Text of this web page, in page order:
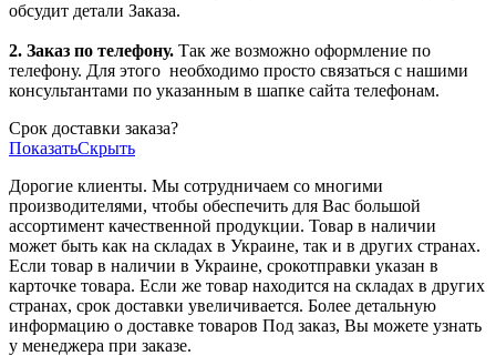
обсудит детали Заказа.
2. Заказ по телефону. Так же возможно оформление по
телефону. Для этого необходимо просто связаться с нашими
консультантами по указанным в шапке сайта телефонам.
Срок доставки заказа?
ПоказатьСкрыть
Дорогие клиенты. Мы сотрудничаем со многими
производителями, чтобы обеспечить для Вас большой
ассортимент качественной продукции. Товар в наличии
может быть как на складах в Украине, так и в других странах.
Если товар в наличии в Украине, срокотправки указан в
карточке товара. Если же товар находится на складах в других
странах, срок доставки увеличивается. Более детальную
информацию о доставке товаров Под заказ, Вы можете узнать
у менеджера при заказе.